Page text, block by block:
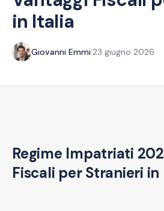
in Italia
Giovanni Emmi|23 giugno 2026
Regime Impatriati
Fiscali per Stranieri in